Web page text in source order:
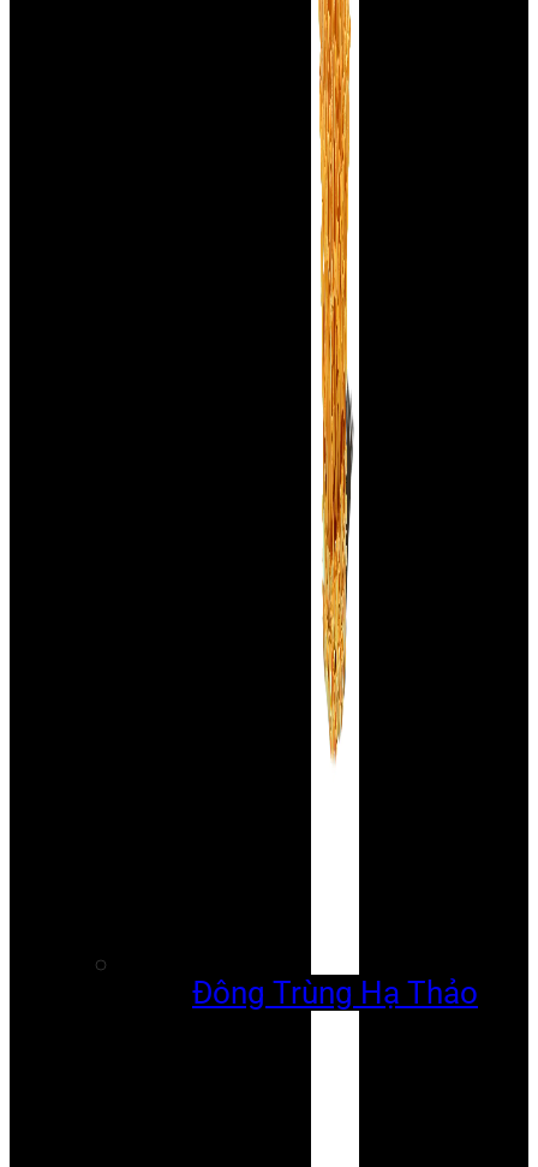
Đông Trùng Hạ Thảo